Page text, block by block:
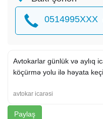
0514995XXX
Avtokarlar günlük və aylıq
köçürmə yolu ilə həyata
avtokar icarəsi
Paylaş